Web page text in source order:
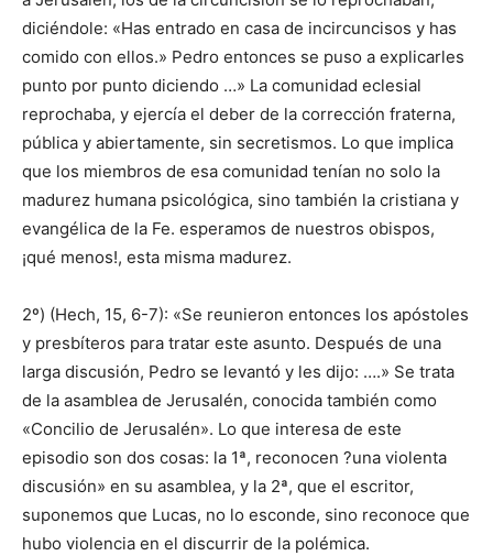
diciéndole: «Has entrado en casa de incircuncisos y has
comido con ellos.» Pedro entonces se puso a explicarles
punto por punto diciendo …» La comunidad eclesial
reprochaba, y ejercía el deber de la corrección fraterna,
pública y abiertamente, sin secretismos. Lo que implica
que los miembros de esa comunidad tenían no solo la
madurez humana psicológica, sino también la cristiana y
evangélica de la Fe. esperamos de nuestros obispos,
¡qué menos!, esta misma madurez.
2º) (Hech, 15, 6-7): «Se reunieron entonces los apóstoles
y presbíteros para tratar este asunto. Después de una
larga discusión, Pedro se levantó y les dijo: ….» Se trata
de la asamblea de Jerusalén, conocida también como
«Concilio de Jerusalén». Lo que interesa de este
episodio son dos cosas: la 1ª, reconocen ?una violenta
discusión» en su asamblea, y la 2ª, que el escritor,
suponemos que Lucas, no lo esconde, sino reconoce que
hubo violencia en el discurrir de la polémica.